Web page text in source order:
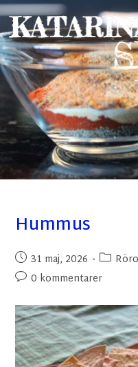
Hummus
31 maj, 2026
0 kommentarer